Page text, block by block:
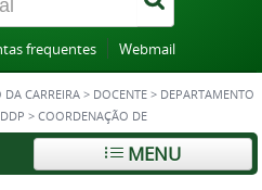
frequentes Webmail
CARREIRA > DOCENTE > DEPARTAMENTO
> COORDENAÇÃO DE
MENU